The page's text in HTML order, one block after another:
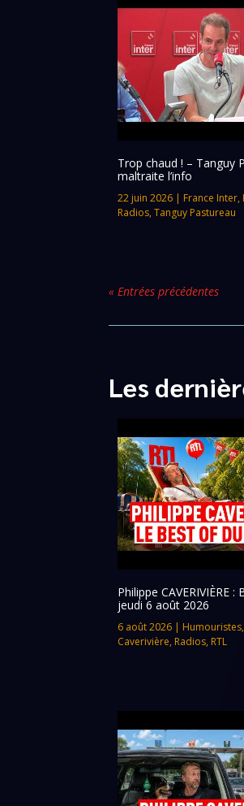
Trop chaud ! – Tanguy
maltraite l’info
22 juin 2026 | France Inter,
Radios,Tanguy Pastureau
« Entrées précédentes
Les
Philippe CAVERIVIÈRE :
jeudi 6 août 2026
6 août 2026 | Humouristes,
Caverivière, Radios, RTL